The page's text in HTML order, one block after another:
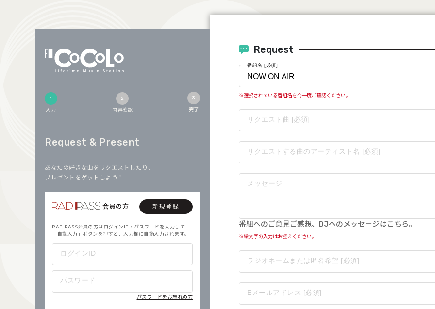
入力 内容確認 完了
Request & Present
あなたの好きな曲をリクエストしたり、
プレゼントをゲットしよう！
会員の方 新規登録
RADIPASS会員の方はログインID・パスワードを入力して
「自動入力」ボタンを押すと、入力欄に自動入力されます。
ログインID
パスワード
パスワードをお忘れの方
Request
番組名 [必須]
※選択されている番組名を今一度ご確認ください。
リクエスト曲 [必須]
リクエストする曲のアーティスト名 [必須]
メッセージ
番組へのご意見ご感想、DJへのメッセージはこちら。
※絵文字の入力はお控えください。
ラジオネームまたは匿名希望 [必須]
Eメールアドレス [必須]